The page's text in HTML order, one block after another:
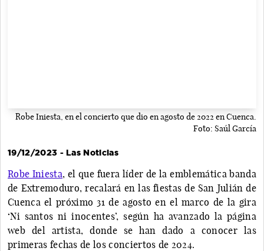
Robe Iniesta, en el concierto que dio en agosto de 2022 en Cuenca.
Foto: Saúl García
19/12/2023 - Las Noticias
Robe Iniesta, el que fuera líder de la emblemática banda
de Extremoduro, recalará en las fiestas de San Julián de
Cuenca el próximo 31 de agosto en el marco de la gira
‘Ni santos ni inocentes’, según ha avanzado la página
web del artista, donde se han dado a conocer las
primeras fechas de los conciertos de 2024.